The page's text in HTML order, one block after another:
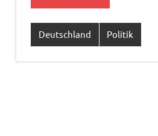
Deutschland Politik